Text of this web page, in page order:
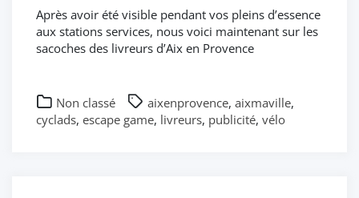
Après avoir été visible pendant vos pleins d’essence
aux stations services, nous voici maintenant sur les
sacoches des livreurs d’Aix en Provence
Non classé aixenprovence, aixmaville,
cyclads, escape game, livreurs, publicité, vélo